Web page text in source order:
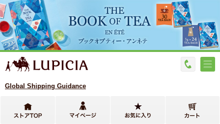
Global Shipping Guidance